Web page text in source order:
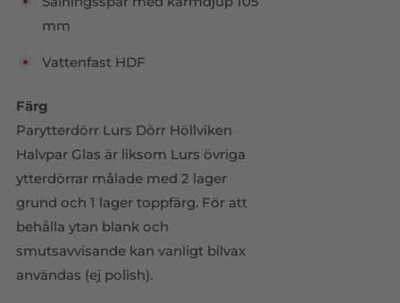
mm
Vattenfast HDF
Färg
Parytterdörr Lurs Dörr Höllviken
Halvpar Glas är liksom Lurs övriga
ytterdörrar målade med 2 lager
grund och 1 lager toppfärg. För att
behålla ytan blank och
smutsavvisande kan vanligt bilvax
användas (ej polish).